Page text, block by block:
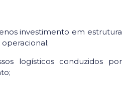
investimento em estrutura
logísticos conduzidos por